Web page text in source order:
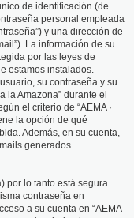
de identificación (de
personal empleada
y una dirección de
La información de su
por las leyes de
estamos instalados.
su contraseña y su
la Amazona” durante el
el criterio de “AEMA ·
la opción de qué
Además, en su cuenta,
generados
por lo tanto está segura.
contraseña en
a su cuenta en “AEMA